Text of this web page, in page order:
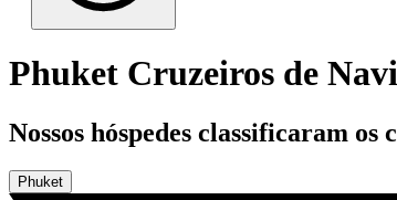
Phuket Cruzeiros de
Nossos hóspedes classificaram
Phuket